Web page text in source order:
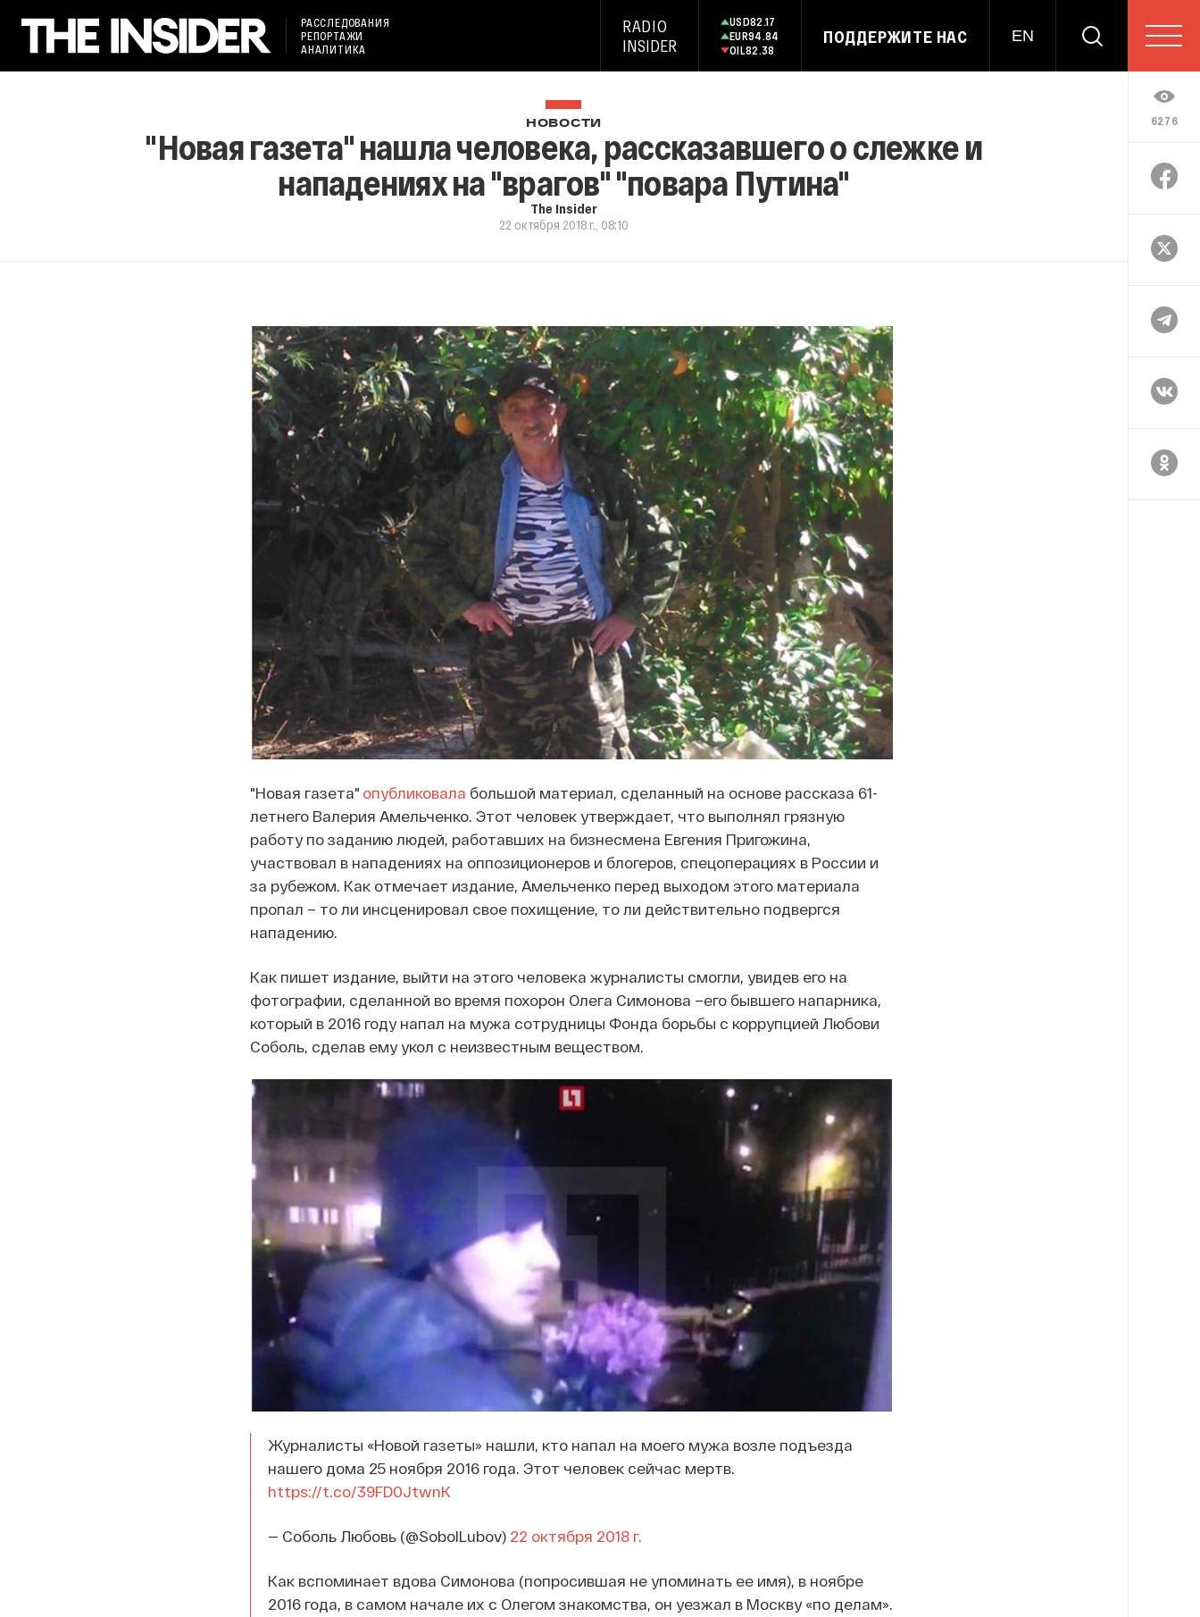
РАССЛЕДОВАНИЯ
РЕПОРТАЖИ
АНАЛИТИКА
RADIO
INSIDER
USD82.17
EUR94.84
OIL82.38
ПОДДЕРЖИТЕ НАС EN
6276
НОВОСТИ
"Новая газета" нашла человека, рассказавшего о слежке и
нападениях на "врагов" "повара Путина"
The Insider
22 октября 2018 г., 08:10
"Новая газета" опубликовала большой материал, сделанный на основе рассказа 61-
летнего Валерия Амельченко. Этот человек утверждает, что выполнял грязную
работу по заданию людей, работавших на бизнесмена Евгения Пригожина,
участвовал в нападениях на оппозиционеров и блогеров, спецоперациях в России и
за рубежом. Как отмечает издание, Амельченко перед выходом этого материала
пропал – то ли инсценировал свое похищение, то ли действительно подвергся
нападению.
Как пишет издание, выйти на этого человека журналисты смогли, увидев его на
фотографии, сделанной во время похорон Олега Симонова –его бывшего напарника,
который в 2016 году напал на мужа сотрудницы Фонда борьбы с коррупцией Любови
Соболь, сделав ему укол с неизвестным веществом.
Журналисты «Новой газеты» нашли, кто напал на моего мужа возле подъезда
нашего дома 25 ноября 2016 года. Этот человек сейчас мертв.
https://t.co/39FD0JtwnK
— Соболь Любовь (@SobolLubov) 22 октября 2018 г.
Как вспоминает вдова Симонова (попросившая не упоминать ее имя), в ноябре
2016 года, в самом начале их с Олегом знакомства, он уезжал в Москву «по делам».